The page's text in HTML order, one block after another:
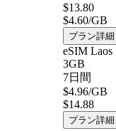
$13.80
$4.60/GB
プラン詳細
eSIM Laos
3GB
7日間
$4.96/GB
$14.88
プラン詳細